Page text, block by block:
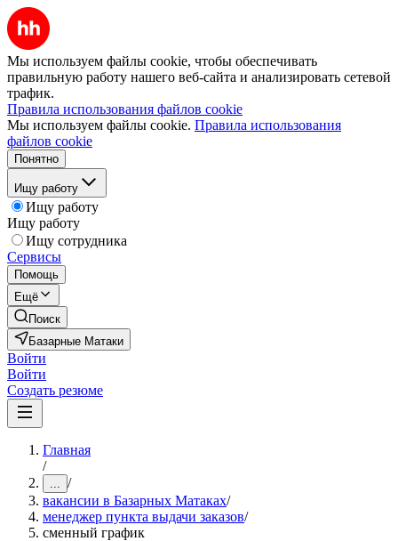
Мы используем файлы cookie, чтобы обеспечивать
правильную работу нашего веб-сайта и анализировать сетевой
трафик.
Правила использования файлов cookie
Мы используем файлы cookie. Правила использования
файлов cookie
Понятно
Ищу работу
Ищу работу
Ищу работу
Ищу сотрудника
Сервисы
Помощь
Ещё
Поиск
Базарные Матаки
Войти
Войти
Создать резюме
Главная
/
... /
вакансии в Базарных Матаках/
менеджер пункта выдачи заказов/
сменный график